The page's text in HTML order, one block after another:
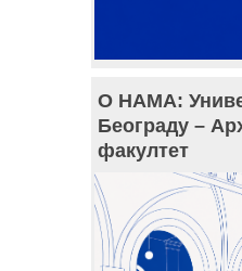
О НАМА:
Београду –
факултет